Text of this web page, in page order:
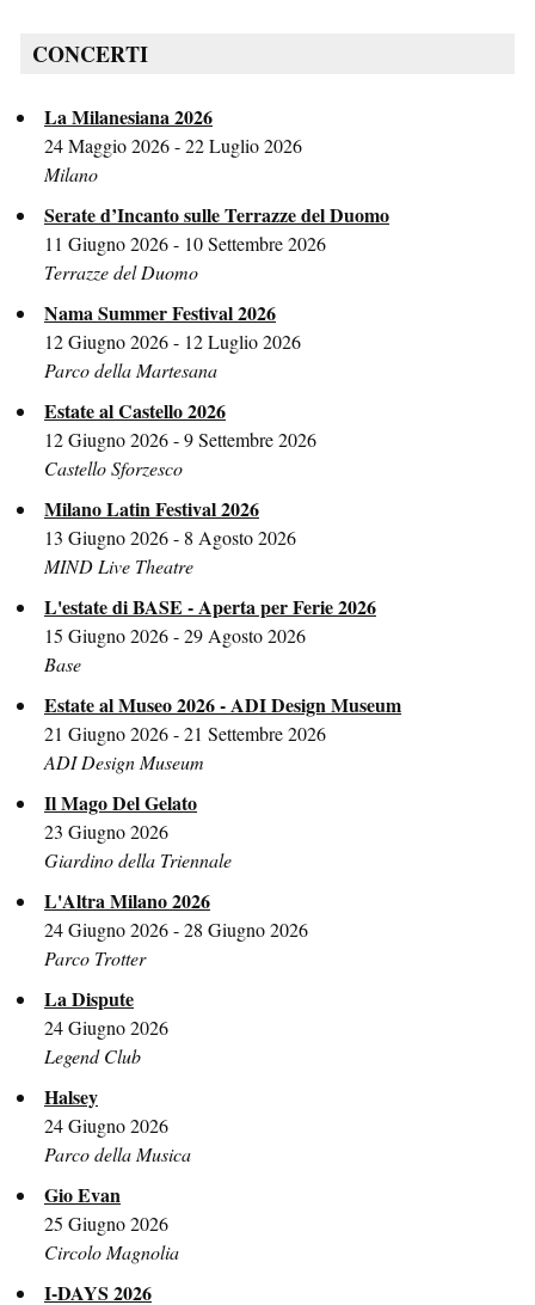
CONCERTI
La Milanesiana 2026
24 Maggio 2026 - 22 Luglio 2026
Milano
Serate d’Incanto sulle Terrazze del Duomo
11 Giugno 2026 - 10 Settembre 2026
Terrazze del Duomo
Nama Summer Festival 2026
12 Giugno 2026 - 12 Luglio 2026
Parco della Martesana
Estate al Castello 2026
12 Giugno 2026 - 9 Settembre 2026
Castello Sforzesco
Milano Latin Festival 2026
13 Giugno 2026 - 8 Agosto 2026
MIND Live Theatre
L'estate di BASE - Aperta per Ferie 2026
15 Giugno 2026 - 29 Agosto 2026
Base
Estate al Museo 2026 - ADI Design Museum
21 Giugno 2026 - 21 Settembre 2026
ADI Design Museum
Il Mago Del Gelato
23 Giugno 2026
Giardino della Triennale
L'Altra Milano 2026
24 Giugno 2026 - 28 Giugno 2026
Parco Trotter
La Dispute
24 Giugno 2026
Legend Club
Halsey
24 Giugno 2026
Parco della Musica
Gio Evan
25 Giugno 2026
Circolo Magnolia
I-DAYS 2026